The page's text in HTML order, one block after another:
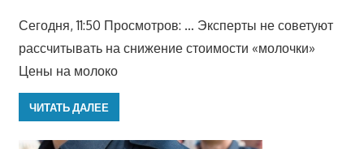
Сегодня, 11:50 Просмотров: … Эксперты не советуют
рассчитывать на снижение стоимости «молочки»
Цены на молоко
ЧИТАТЬ ДАЛЕЕ